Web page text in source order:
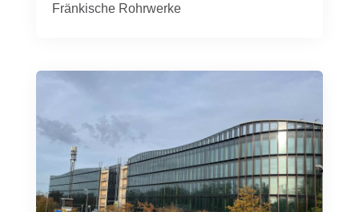
Fränkische Rohrwerke